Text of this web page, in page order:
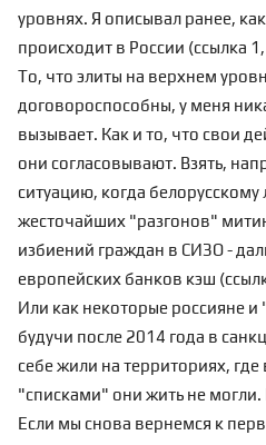
уровнях. Я описывал ранее,
происходит в России (ссылка 1 ,
То, что элиты на верхнем
договороспособны, у меня
вызывает. Как и то, что свои
они согласовывают. Взять,
ситуацию, когда белорусскому
жесточайших "разгонов"
избиений граждан в СИЗО -
европейских банков кэш (
Или как некоторые россияне
будучи после 2014 года в
себе жили на территориях, где
"списками" они жить не могли.
Если мы снова вернемся к